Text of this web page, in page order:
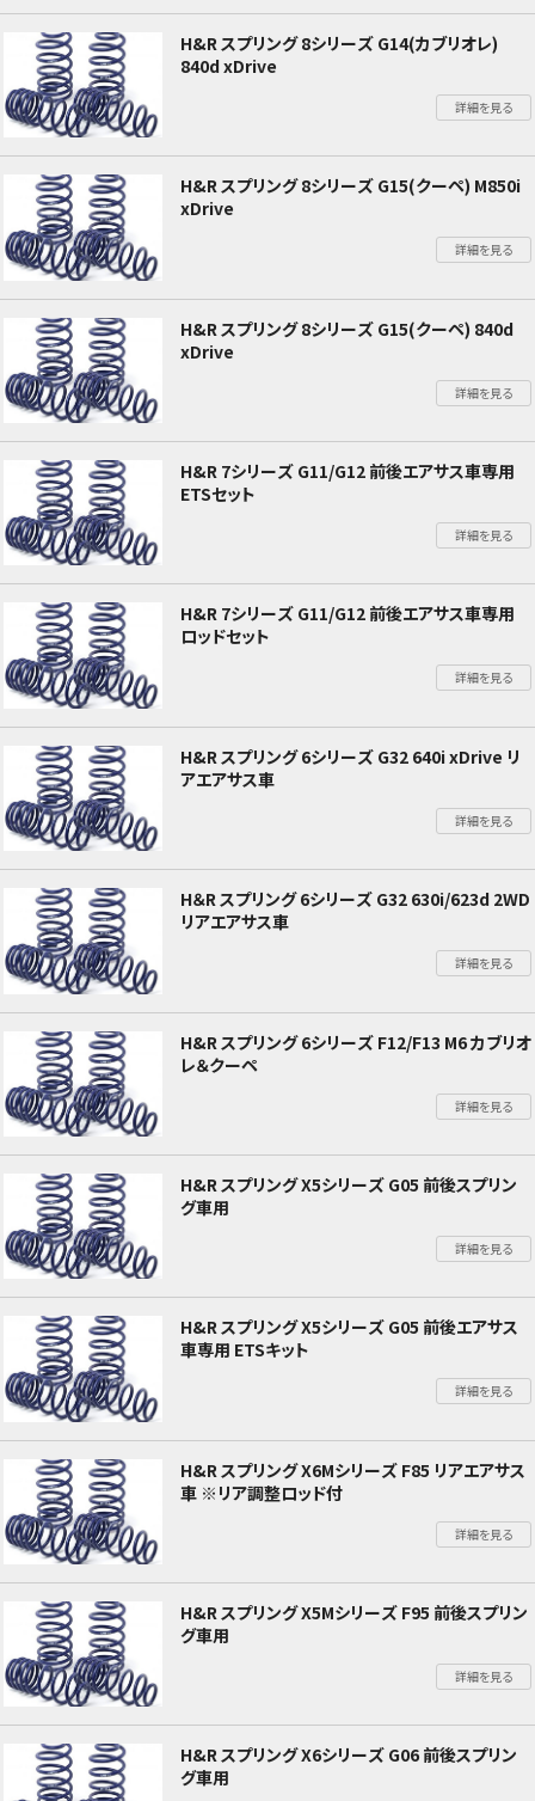
H&R スプリング 8シリーズ G14(カブリオレ)
840d xDrive
詳細を見る
H&R スプリング 8シリーズ G15(クーペ) M850i
xDrive
詳細を見る
H&R スプリング 8シリーズ G15(クーペ) 840d
xDrive
詳細を見る
H&R 7シリーズ G11/G12 前後エアサス車専用
ETSセット
詳細を見る
H&R 7シリーズ G11/G12 前後エアサス車専用
ロッドセット
詳細を見る
H&R スプリング 6シリーズ G32 640i xDrive リ
アエアサス車
詳細を見る
H＆R スプリング 6シリーズ G32 630i/623d 2WD
リアエアサス車
詳細を見る
H&R スプリング 6シリーズ F12/F13 M6 カブリオ
レ＆クーペ
詳細を見る
H&R スプリング X5シリーズ G05 前後スプリン
グ車用
詳細を見る
H&R スプリング X5シリーズ G05 前後エアサス
車専用 ETSキット
詳細を見る
H&R スプリング X6Mシリーズ F85 リアエアサス
車 ※リア調整ロッド付
詳細を見る
H&R スプリング X5Mシリーズ F95 前後スプリン
グ車用
詳細を見る
H&R スプリング X6シリーズ G06 前後スプリン
グ車用